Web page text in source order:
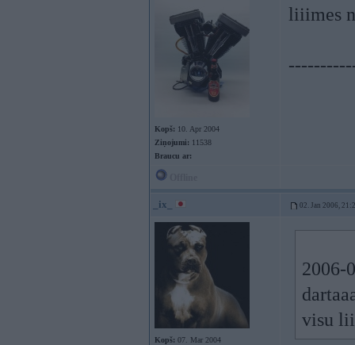
Kopš: 10. Apr 2004
Ziņojumi: 11538
Braucu ar:
liiimes
_ix_ 02. Jan 2006,
Kopš: 07. Mar 2004
2006-
visu